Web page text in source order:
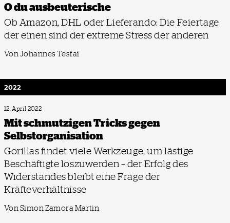
O du ausbeuterische
Ob Amazon, DHL oder Lieferando: Die Feiertage
der einen sind der extreme Stress der anderen
Von Johannes Tesfai
2022
12. April 2022
Mit schmutzigen Tricks gegen
Selbstorganisation
Gorillas findet viele Werkzeuge, um lästige
Beschäftigte loszuwerden – der Erfolg des
Widerstandes bleibt eine Frage der
Kräfteverhältnisse
Von Simon Zamora Martin